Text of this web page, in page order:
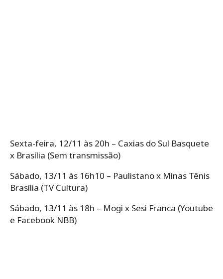
Sexta-feira, 12/11 às 20h – Caxias do Sul Basquete
x Brasília (Sem transmissão)
Sábado, 13/11 às 16h10 – Paulistano x Minas Tênis
Brasília (TV Cultura)
Sábado, 13/11 às 18h – Mogi x Sesi Franca (Youtube
e Facebook NBB)